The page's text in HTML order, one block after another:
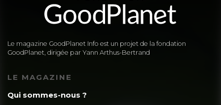
du point de vu industriel permettrais de
résoudre le problème de l’emploi : exit
le manque de rentrées d’argent dues
soutenir ceux qui sont dans la
souffrance, c’est un problème résolu en
Le magazine GoodPlanet Info est un projet de la fondation
GoodPlanet, dirigée par Yann Arthus-Bertrand
LE MAGAZINE
Qui sommes-nous ?